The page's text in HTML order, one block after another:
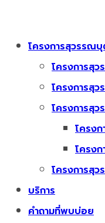
โครงการสุวรรณ
โครงการสุ
โครงการสุ
โครงการสุ
โครง
โครง
โครงการสุ
บริการ
คำถามที่พบบ่อย